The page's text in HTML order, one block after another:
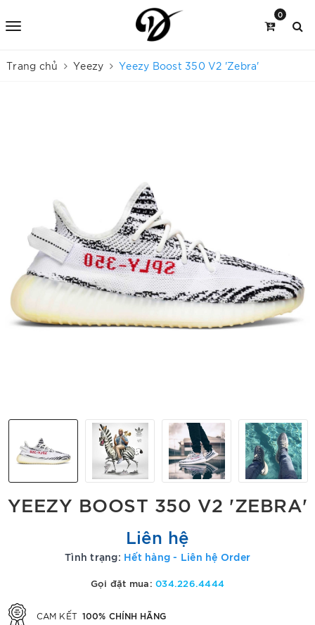
0
Trang chủ Yeezy Yeezy Boost 350 V2 'Zebra'
YEEZY BOOST 350 V2 'ZEBRA'
Liên hệ
Tình trạng: Hết hàng - Liên hệ Order
Gọi đặt mua:034.226.4444
CAM KẾT 100% CHÍNH HÃNG